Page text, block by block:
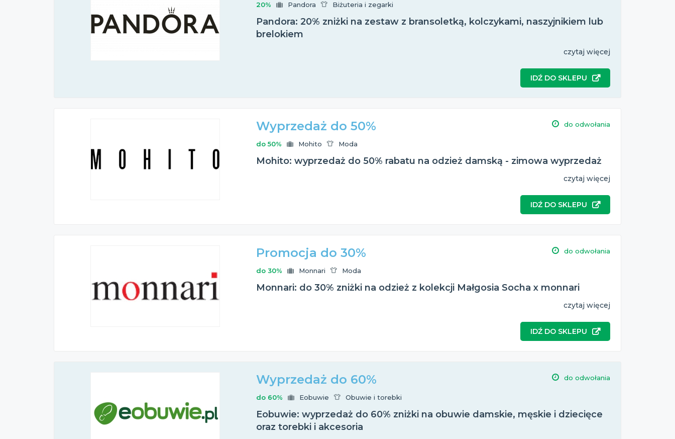
20% Pandora Biżuteria i zegarki
Pandora: 20% zniżki na zestaw z bransoletką, kolczykami, naszyjnikiem lub
brelokiem
czytaj więcej
IDŹ DO SKLEPU
Wyprzedaż do 50% do odwołania
do 50% Mohito Moda
Mohito: wyprzedaż do 50% rabatu na odzież damską - zimowa wyprzedaż
czytaj więcej
IDŹ DO SKLEPU
Promocja do 30% do odwołania
do 30% Monnari Moda
Monnari: do 30% zniżki na odzież z kolekcji Małgosia Socha x monnari
czytaj więcej
IDŹ DO SKLEPU
Wyprzedaż do 60% do odwołania
do 60% Eobuwie Obuwie i torebki
Eobuwie: wyprzedaż do 60% zniżki na obuwie damskie, męskie i dziecięce
oraz torebki i akcesoria